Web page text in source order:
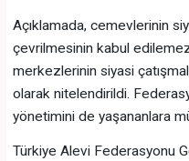
Açıklamada, cemevlerinin
çevrilmesinin kabul
merkezlerinin siyasi
olarak nitelendirildi.
yönetimini de yaşananlara
Türkiye Alevi Federasyonu